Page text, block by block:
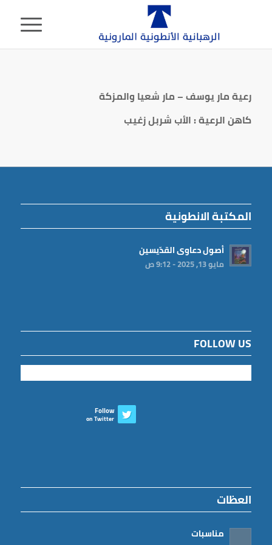
رعية مار يوسف – مار شعيا والمزكة
كاهن الرعية : الأب شربل زغيب
المكتبة الانطونية
أصول دعاوى القدّيسين
مايو 13, 2025 - 9:12 ص
FOLLOW US
Follow
on Twitter
العظات
مناسبات